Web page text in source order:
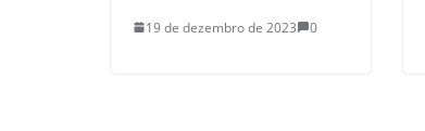
19 de dezembro de 2023 0